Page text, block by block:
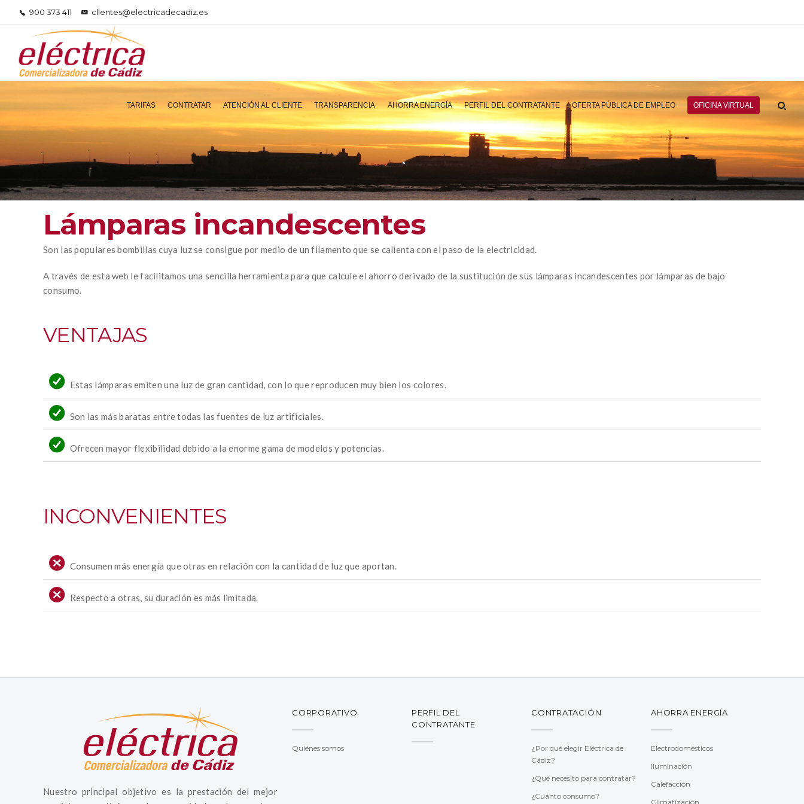
900 373 411 clientes@electricadecadiz.es
TARIFAS CONTRATAR ATENCIÓN AL CLIENTE TRANSPARENCIA AHORRA ENERGÍA PERFIL DEL CONTRATANTE OFERTA PÚBLICA DE EMPLEO OFICINA VIRTUAL
Lámparas incandescentes
Son las populares bombillas cuya luz se consigue por medio de un filamento que se calienta con el paso de la electricidad.
A través de esta web le facilitamos una sencilla herramienta para que calcule el ahorro derivado de la sustitución de sus lámparas incandescentes por lámparas de bajo
consumo.
VENTAJAS
Estas lámparas emiten una luz de gran cantidad, con lo que reproducen muy bien los colores.
Son las más baratas entre todas las fuentes de luz artificiales.
Ofrecen mayor flexibilidad debido a la enorme gama de modelos y potencias.
INCONVENIENTES
Consumen más energía que otras en relación con la cantidad de luz que aportan.
Respecto a otras, su duración es más limitada.
Nuestro principal objetivo es la prestación del mejor
CORPORATIVO
Quiénes somos
PERFIL DEL
CONTRATANTE
CONTRATACIÓN
¿Por qué elegir Eléctrica de
Cádiz?
¿Qué necesito para contratar?
¿Cuánto consumo?
AHORRA ENERGÍA
Electrodomésticos
Iluminación
Calefacción
Climatización